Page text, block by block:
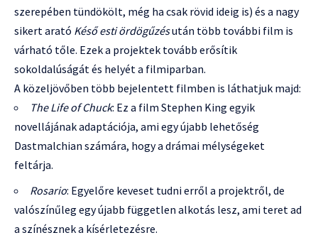
szerepében tündökölt, még ha csak rövid ideig is) és a nagy
sikert arató Késő esti ördögűzésután több további film is
várható tőle. Ezek a projektek tovább erősítik
sokoldalúságát és helyét a filmiparban.
A közeljövőben több bejelentett filmben is láthatjuk majd:
The Life of Chuck: Ez a film Stephen King egyik
novellájának adaptációja, ami egy újabb lehetőség
Dastmalchian számára, hogy a drámai mélységeket
feltárja.
Rosario: Egyelőre keveset tudni erről a projektről, de
valószínűleg egy újabb független alkotás lesz, ami teret ad
a színésznek a kísérletezésre.